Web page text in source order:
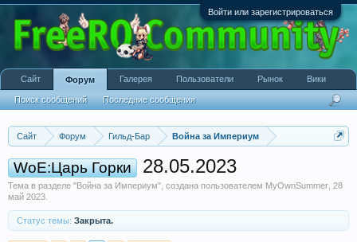
Войти или зарегистрироваться
Сайт Форум Гильд-Бар Война за Империум
WoE:Царь Горки 28.05.2023
Тема в разделе "Война за Империум", создана пользователем MyOwnSummer 28
май 2023
Статус темы: Закрыта.
Сайт Форум
Поиск сообщений Последние сообщения
Галерея Пользователи Рынок Вики